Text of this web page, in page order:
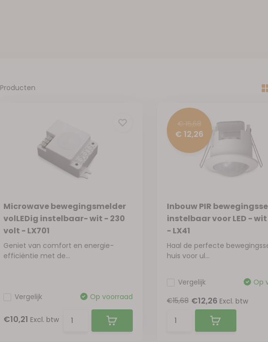
Producten
Microwave bewegingsmelder
volLEDig instelbaar- wit - 230
volt - LX701
Geniet van comfort en energie-
efficiëntie met de...
Vergelijk Op voorraad
€10,21 Excl. btw
€ 15,68
€ 12,26
Inbouw PIR
instelbaar voor LED -
- LX41
Haal de perfecte
huis voor ul...
Vergelijk
Op
€15,68 €12,26 Excl. btw